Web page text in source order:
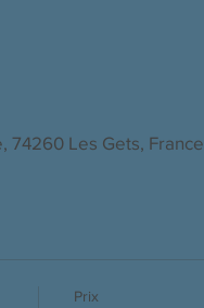
74260 Les Gets, France
Prix